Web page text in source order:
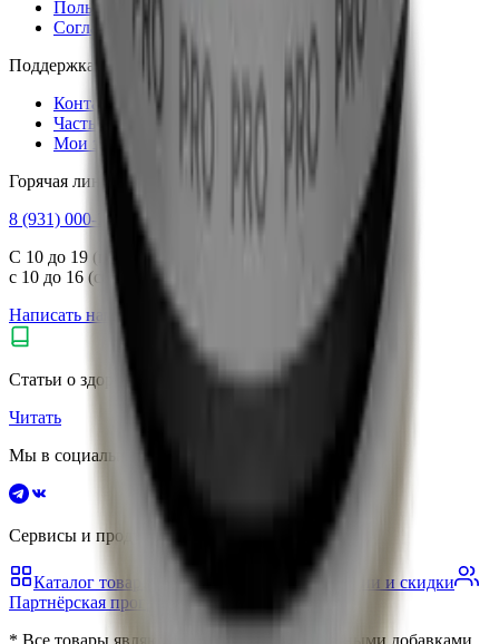
Пользовательское соглашение
Согласие на обработку данных
Поддержка
Контакты
Частые вопросы
Мои заказы
Горячая линия
8 (931) 000-29-97
С 10 до 19 (пн.–пт.),
с 10 до 16 (сб.–вс.) по Москве
Написать нам
Не нашли нужный товар?
Статьи о здоровье и витаминах
Читать
Мы в социальных сетях
Сервисы и продукты vitanow
Каталог товаров Блог о здоровье
Акции и скидки
Партнёрская программа
* Все товары являются биологически активными добавками